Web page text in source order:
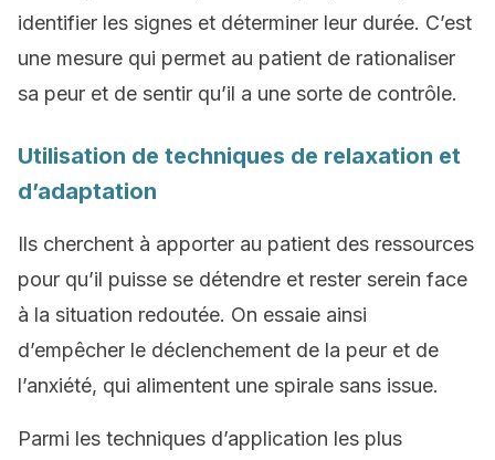
identifier les signes et déterminer leur durée. C’est
une mesure qui permet au patient de rationaliser
sa peur et de sentir qu’il a une sorte de contrôle.
Utilisation de techniques de relaxation et
d’adaptation
Ils cherchent à apporter au patient des ressources
pour qu’il puisse se détendre et rester serein face
à la situation redoutée. On essaie ainsi
d’empêcher le déclenchement de la peur et de
l’anxiété, qui alimentent une spirale sans issue.
Parmi les techniques d’application les plus